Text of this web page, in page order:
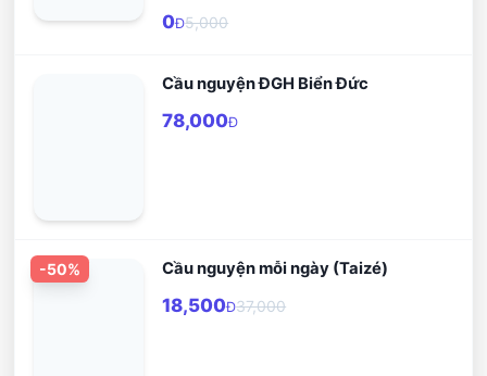
mà bạn nên biết:
chúng tôi và hy vọng bạn sẽ hài lòng
với những gì chúng tôi mang lại!
0Đ5,000
Cầu nguyện ĐGH Biển Đức
78,000Đ
-50% Cầu nguyện mỗi ngày (Taizé)
18,500Đ37,000